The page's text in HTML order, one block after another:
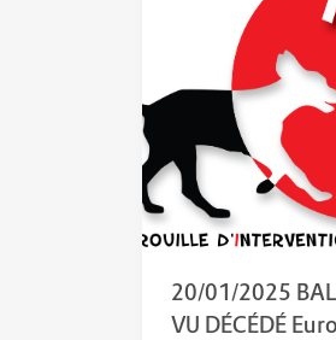
20/01/2025
VU DÉCÉDÉ